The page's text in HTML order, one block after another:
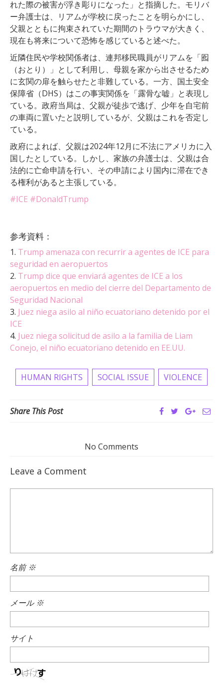
れた際の被害が浮き彫りになった」と指摘した。モリバ
ー弁護士は、リアムが学校に戻ったことを明らかにし、
父親とともに拘束されていた期間のトラウマが大きく、
現在も将来について恐怖を感じていると述べた。
近隣住民や学校関係者は、連邦移民職員がリアムを「囮
（おとり）」として利用し、母親を家から出させるため
に玄関の扉を触らせたと非難している。一方、国土安全
保障省（DHS）はこの事実関係を「露骨な嘘」と表現し
ている。政府当局は、父親が徒歩で逃げ、少年を自宅前
の車両に置いたと説明しているが、父親はこれを否定し
ている。
政府によれば、父親は2024年12月に不法にアメリカに入
国したとしている。しかし、家族の弁護士は、父親は合
法的に亡命申請を行い、その申請により国内に滞在でき
る権利があると主張している。
#ICE #DonaldTrump
参考資料：
1. Trump amenaza con recurrir a agentes de ICE para
seguridad en aeropuertos
2. Trump dice que enviará agentes de ICE a los
aeropuertos en medio del cierre del Departamento de
Seguridad Nacional
3. Juez niega asilo al niño ecuatoriano detenido por el
ICE
4. Juez niega solicitud de asilo a la familia de Liam
Conejo, el niño ecuatoriano detenido en EE.UU.
HUMAN RIGHTS SOCIAL ISSUE VIOLENCE
Share This Post
No Comments
Leave a Comment
名前※
メール ※
サイト